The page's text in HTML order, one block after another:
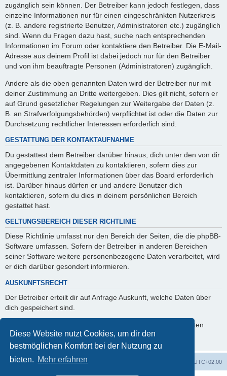
Diese Website nutzt Cookies, um dir den
bestmöglichen Komfort bei der Nutzung zu
bieten. Mehr erfahren
zugänglich sein können. Der Betreiber kann jedoch festlegen, dass
einzelne Informationen nur für einen eingeschränkten Nutzerkreis
(z. B. andere registrierte Benutzer, Administratoren etc.) zugänglich
sind. Wenn du Fragen dazu hast, suche nach entsprechenden
Informationen im Forum oder kontaktiere den Betreiber. Die E-Mail-
Adresse aus deinem Profil ist dabei jedoch nur für den Betreiber
und von ihm beauftragte Personen (Administratoren) zugänglich.
Andere als die oben genannten Daten wird der Betreiber nur mit
deiner Zustimmung an Dritte weitergeben. Dies gilt nicht, sofern er
auf Grund gesetzlicher Regelungen zur Weitergabe der Daten (z.
B. an Strafverfolgungsbehörden) verpflichtet ist oder die Daten zur
Durchsetzung rechtlicher Interessen erforderlich sind.
GESTATTUNG DER KONTAKTAUFNAHME
Du gestattest dem Betreiber darüber hinaus, dich unter den von dir
angegebenen Kontaktdaten zu kontaktieren, sofern dies zur
Übermittlung zentraler Informationen über das Board erforderlich
ist. Darüber hinaus dürfen er und andere Benutzer dich
kontaktieren, sofern du dies in deinem persönlichen Bereich
gestattet hast.
GELTUNGSBEREICH DIESER RICHTLINIE
Diese Richtlinie umfasst nur den Bereich der Seiten, die die phpBB-
Software umfassen. Sofern der Betreiber in anderen Bereichen
seiner Software weitere personenbezogene Daten verarbeitet, wird
er dich darüber gesondert informieren.
AUSKUNFTSRECHT
Der Betreiber erteilt dir auf Anfrage Auskunft, welche Daten über
dich gespeichert sind.
Du kannst jederzeit die Löschung bzw. Sperrung deiner Daten
verlangen. Kontaktiere hierzu bitte den Betreiber.
Foren-Übersicht UTC+02:00